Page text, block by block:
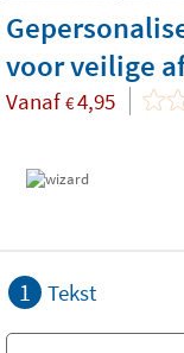
voor veilige
Vanaf €4,95
1 Tekst